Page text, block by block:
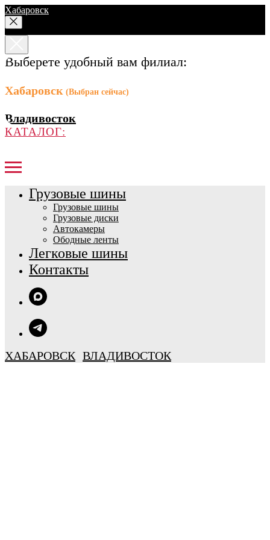
Хабаровск
Выберете удобный вам филиал:
Хабаровск (Выбран сейчас)
Владивосток
КАТАЛОГ:
Грузовые шины
Грузовые шины
Грузовые диски
Автокамеры
Ободные ленты
Легковые шины
Контакты
ХАБАРОВСК ВЛАДИВОСТОК